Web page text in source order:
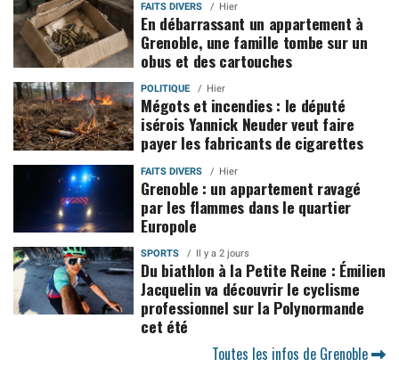
FAITS DIVERS Hier
En débarrassant un appartement à
Grenoble, une famille tombe sur un
obus et des cartouches
POLITIQUE Hier
Mégots et incendies : le député
isérois Yannick Neuder veut faire
payer les fabricants de cigarettes
FAITS DIVERS Hier
Grenoble : un appartement ravagé
par les flammes dans le quartier
Europole
SPORTS Il y a 2 jours
Du biathlon à la Petite Reine : Émilien
Jacquelin va découvrir le cyclisme
professionnel sur la Polynormande
cet été
Toutes les infos de Grenoble